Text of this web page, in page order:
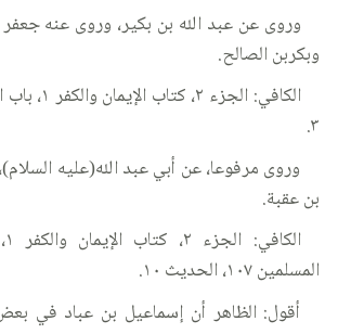
وروى عن عبد الله بن بكير، وروى عنه
وبكربن الصالح.
٣.
وروى مرفوعا، عن أبي عبد الله(عليه
بن عقبة.
المسلمين ١٠٧، الحديث ١٠.
أقول: الظاهر أن إسماعيل بن عباد في